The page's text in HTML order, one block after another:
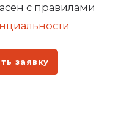
с правилами
заявку